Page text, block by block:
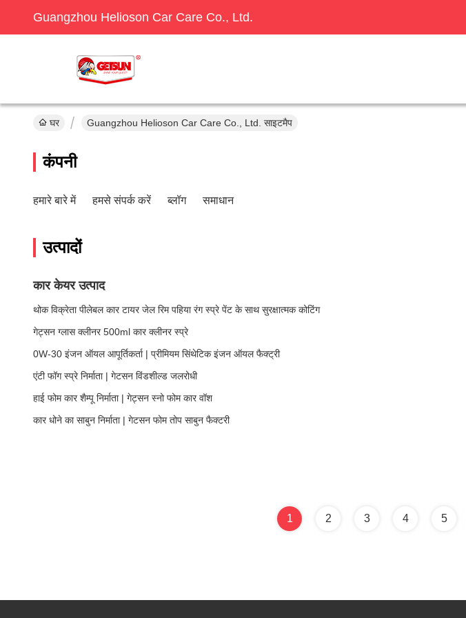
Guangzhou Helioson Car Care Co., Ltd.
घर Guangzhou Helioson Car Care Co., Ltd. साइटमैप
कंपनी
हमारे बारे में हमसे संपर्क करें ब्लॉग समाधान
उत्पादों
कार केयर उत्पाद
थोक विक्रेता पीलेबल कार टायर जेल रिम पहिया रंग स्प्रे पेंट के साथ सुरक्षात्मक कोटिंग
गेट्सन ग्लास क्लीनर 500ml कार क्लीनर स्प्रे
0W-30 इंजन ऑयल आपूर्तिकर्ता | प्रीमियम सिंथेटिक इंजन ऑयल फैक्ट्री
एंटी फॉग स्प्रे निर्माता | गेटसन विंडशील्ड जलरोधी
हाई फोम कार शैम्पू निर्माता | गेट्सन स्नो फोम कार वॉश
कार धोने का साबुन निर्माता | गेटसन फोम तोप साबुन फैक्टरी
1 2 3 4 5